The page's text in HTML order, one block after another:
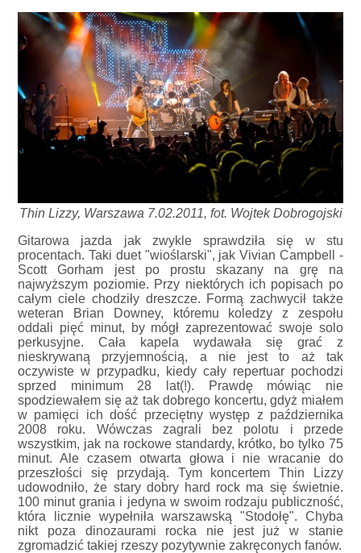
Thin Lizzy, Warszawa 7.02.2011, fot. Wojtek Dobrogojski
Gitarowa jazda jak zwykle sprawdziła się w stu
procentach. Taki duet "wioślarski", jak Vivian Campbell -
Scott Gorham jest po prostu skazany na grę na
najwyższym poziomie. Przy niektórych ich popisach po
całym ciele chodziły dreszcze. Formą zachwycił także
weteran Brian Downey, któremu koledzy z zespołu
oddali pięć minut, by mógł zaprezentować swoje solo
perkusyjne. Cała kapela wydawała się grać z
nieskrywaną przyjemnością, a nie jest to aż tak
oczywiste w przypadku, kiedy cały repertuar pochodzi
sprzed minimum 28 lat(!). Prawdę mówiąc nie
spodziewałem się aż tak dobrego koncertu, gdyż miałem
w pamięci ich dość przeciętny występ z października
2008 roku. Wówczas zagrali bez polotu i przede
wszystkim, jak na rockowe standardy, krótko, bo tylko 75
minut. Ale czasem otwarta głowa i nie wracanie do
przeszłości się przydają. Tym koncertem Thin Lizzy
udowodniło, że stary dobry hard rock ma się świetnie.
100 minut grania i jedyna w swoim rodzaju publiczność,
która licznie wypełniła warszawską "Stodołę". Chyba
nikt poza dinozaurami rocka nie jest już w stanie
zgromadzić takiej rzeszy pozytywnie zakręconych fanów.